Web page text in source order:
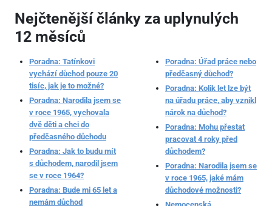
Nejčtenější články za uplynulých
12 měsíců
Poradna: Tatínkovi
vychází důchod pouze 20
tisíc, jak je to možné?
Poradna: Narodila jsem se
v roce 1965, vychovala
dvě děti a chci do
předčasného důchodu
Poradna: Jak to budu mít
s důchodem, narodil jsem
se v roce 1964?
Poradna: Bude mi 65 let a
nemám důchod
Poradna: Úřad práce nebo
předčasný důchod?
Poradna: Kolik let lze být
na úřadu práce, aby vznikl
nárok na důchod?
Poradna: Mohu přestat
pracovat 4 roky před
důchodem?
Poradna: Narodila jsem se
v roce 1965, jaké mám
důchodové možnosti?